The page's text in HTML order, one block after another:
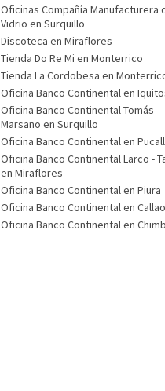
Oficinas Compañía Manufacturera
Vidrio en Surquillo
Discoteca en Miraflores
Tienda Do Re Mi en Monterrico
Tienda La Cordobesa en
Oficina Banco Continental en
Oficina Banco Continental Tomás
Marsano en Surquillo
Oficina Banco Continental en
Oficina Banco Continental Larco -
en Miraflores
Oficina Banco Continental en Piura
Oficina Banco Continental en Callao
Oficina Banco Continental en